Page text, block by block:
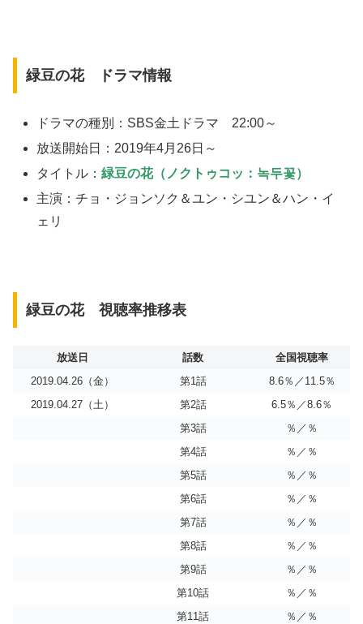
緑豆の花 ドラマ情報
ドラマの種別：SBS金土ドラマ 22:00～
放送開始日：2019年4月26日～
タイトル：緑豆の花（ノクトゥコッ：녹두꽃）
主演：チョ・ジョンソク＆ユン・シユン＆ハン・イ
ェリ
緑豆の花 視聴率推移表
放送日 話数
全国視聴率
2019.04.26（金）
第1話
8.6％／11.5％
2019.04.27（土）
第2話
6.5％／8.6％
第3話
％／％
第4話
％／％
第5話
％／％
第6話
％／％
第7話
％／％
第8話
％／％
第9話
％／％
第10話
％／％
第11話
％／％